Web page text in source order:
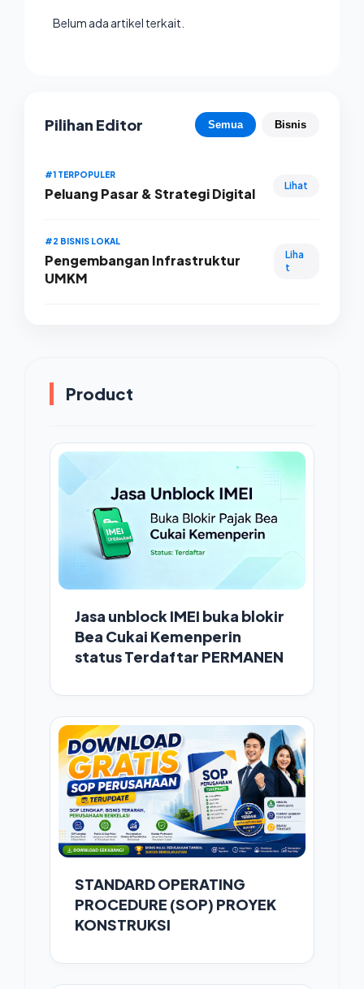
Belum ada artikel terkait.
Pilihan Editor Semua Bisnis
#1 TERPOPULER
Peluang Pasar & Strategi Digital Lihat
#2 BISNIS LOKAL
Pengembangan Infrastruktur
UMKM
Liha
t
Product
Jasa unblock IMEI buka blokir
Bea Cukai Kemenperin
status Terdaftar PERMANEN
STANDARD OPERATING
PROCEDURE (SOP) PROYEK
KONSTRUKSI